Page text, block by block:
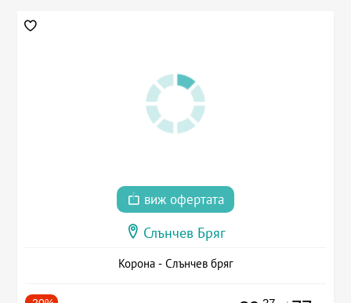
виж офертата
Слънчев Бряг
Корона - Слънчев бряг